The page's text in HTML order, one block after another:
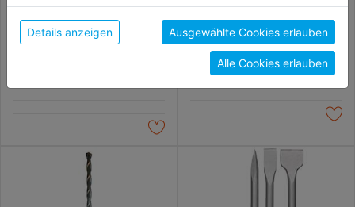
Hammerbohrer SDS-plus F4
160x100mm SB
Betonbohrersatz PTSB 5 HM
5tlg.
18,99€
der Verwendung aller Cookies zu. Unter "Details
anzeigen" findest du alle Infos zu den
unterschiedlichen Cookies, unter "Cookies
Konfigurieren" kannst du auswählen, welche Cookies
du zulassen möchtest und welche nicht.
Datenschutzerklärung.
Details anzeigen Ausgewählte Cookies erlauben
Alle Cookies erlauben